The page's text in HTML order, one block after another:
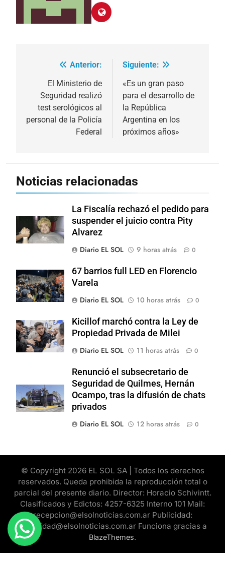
Navegación
entradas
Anterior:
El Ministerio de
Seguridad realizó
test serológicos al
personal de la Policía
Federal
Siguiente:
«Es un gran paso
para el desarrollo de
la República
Argentina en los
próximos años»
Noticias relacionadas
La Fiscalía rechazó el pedido para
suspender el juicio contra Pity
Alvarez
Diario EL SOL
9 horas atrás 0
67 barrios full LED en Florencio
Varela
Diario EL SOL
10 horas atrás 0
Kicillof marchó contra la Ley de
Propiedad Privada de Milei
Diario EL SOL
11 horas atrás 0
Renunció el subsecretario de
Seguridad de Quilmes, Hernán
Ocampo, tras la difusión de chats
privados
Diario EL SOL
12 horas atrás 0
© Copyright 2026 EL SOL SA | Todos los derechos
reservados. Queda prohibida la reproducción total o
parcial del presente diario. Director: Horacio Schivintt.
Clasificados y Edictos: 4257-6325 Interno 101 Mail:
recepcion@elsolnoticias.com.ar Publicidad:
publicidad@elsolnoticias.com.ar Funciona gracias a
BlazeThemes.